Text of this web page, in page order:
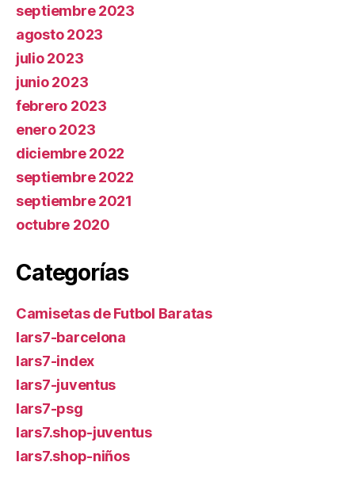
septiembre 2023
agosto 2023
julio 2023
junio 2023
febrero 2023
enero 2023
diciembre 2022
septiembre 2022
septiembre 2021
octubre 2020
Categorías
Camisetas de Futbol Baratas
lars7-barcelona
lars7-index
lars7-juventus
lars7-psg
lars7.shop-juventus
lars7.shop-niños